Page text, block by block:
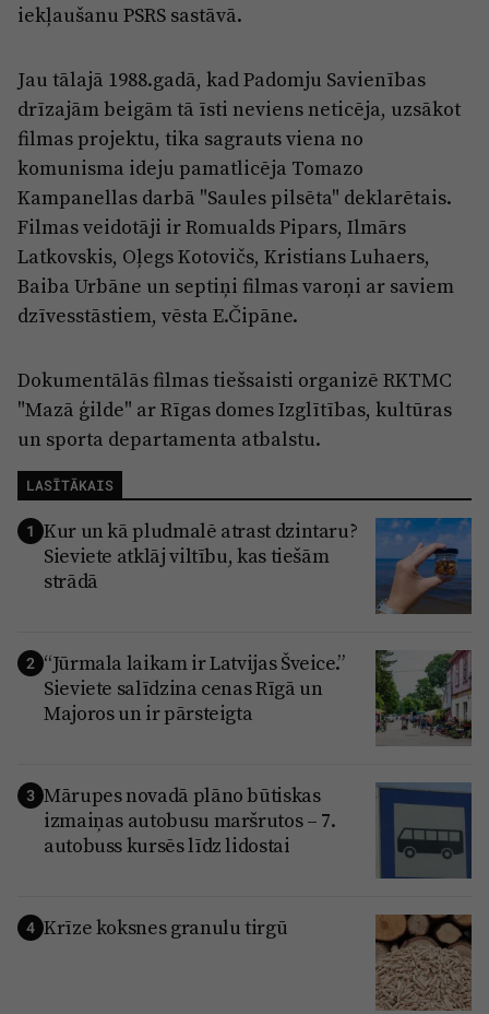
iekļaušanu PSRS sastāvā.
Jau tālajā 1988.gadā, kad Padomju Savienības
drīzajām beigām tā īsti neviens neticēja, uzsākot
filmas projektu, tika sagrauts viena no
komunisma ideju pamatlicēja Tomazo
Kampanellas darbā "Saules pilsēta" deklarētais.
Filmas veidotāji ir Romualds Pipars, Ilmārs
Latkovskis, Oļegs Kotovičs, Kristians Luhaers,
Baiba Urbāne un septiņi filmas varoņi ar saviem
dzīvesstāstiem, vēsta E.Čipāne.
Dokumentālās filmas tiešsaisti organizē RKTMC
"Mazā ģilde" ar Rīgas domes Izglītības, kultūras
un sporta departamenta atbalstu.
LASĪTĀKAIS
1 Kur un kā pludmalē atrast dzintaru?
Sieviete atklāj viltību, kas tiešām
strādā
2 “Jūrmala laikam ir Latvijas Šveice.”
Sieviete salīdzina cenas Rīgā un
Majoros un ir pārsteigta
3 Mārupes novadā plāno būtiskas
izmaiņas autobusu maršrutos – 7.
autobuss kursēs līdz lidostai
4 Krīze koksnes granulu tirgū